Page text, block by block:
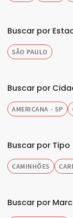
Buscar por
SÃO PAULO
Buscar por
AMERICANA - SP
Buscar por Tipo
CAMINHÕES
Buscar por